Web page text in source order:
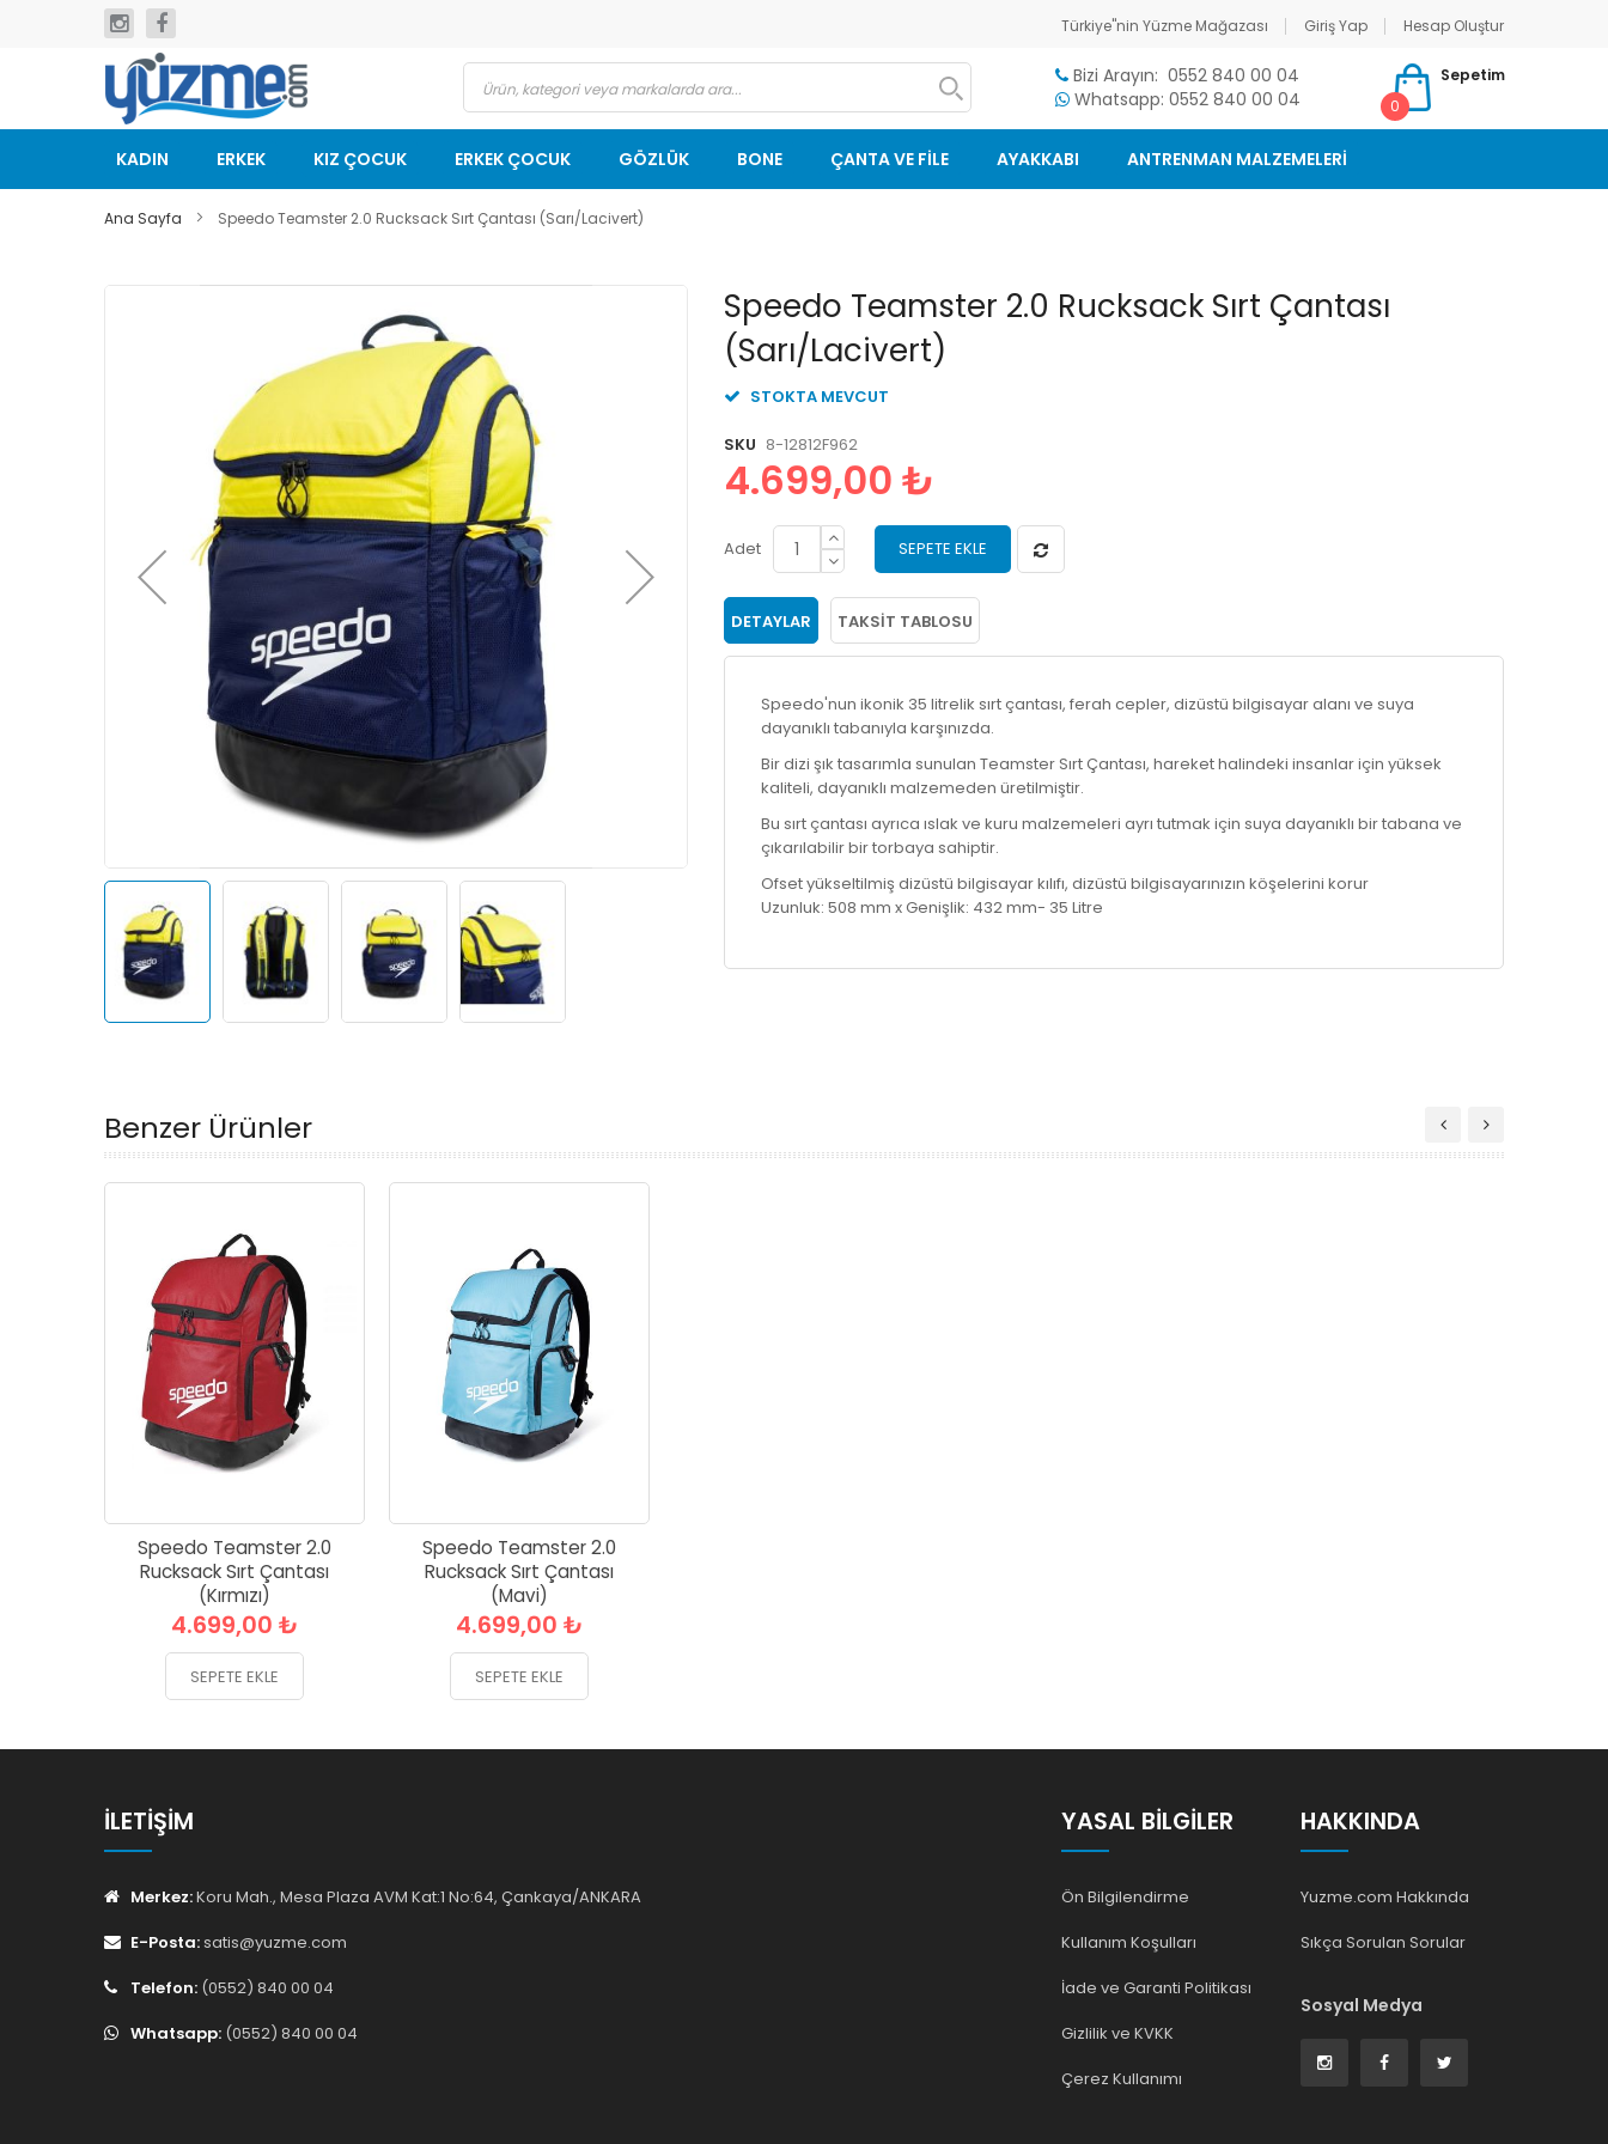
Türkiye"nin Yüzme Mağazası Giriş Yap
Hesap Oluştur
geç
Bizi Arayın: 0552 840 00 04
Whatsapp: 0552 840 00 04
Sepetim
0
KADIN ERKEK KIZ ÇOCUK ERKEK ÇOCUK GÖZLÜK BONE ÇANTA VE FİLE AYAKKABI ANTRENMAN MALZEMELERİ
Ana Sayfa Speedo Teamster 2.0 Rucksack Sırt Çantası (Sarı/Lacivert)
Speedo Teamster 2.0 Rucksack Sırt Çantası
(Sarı/Lacivert)
STOKTA MEVCUT
SKU 8-12812F962
4.699,00 ₺
Adet SEPETE EKLE
DETAYLAR TAKSIT TABLOSU
Speedo'nun ikonik 35 litrelik sırt çantası, ferah cepler, dizüstü bilgisayar alanı ve suya
dayanıklı tabanıyla karşınızda.
Bir dizi şık tasarımla sunulan Teamster Sırt Çantası, hareket halindeki insanlar için yüksek
kaliteli, dayanıklı malzemeden üretilmiştir.
Bu sırt çantası ayrıca ıslak ve kuru malzemeleri ayrı tutmak için suya dayanıklı bir tabana ve
çıkarılabilir bir torbaya sahiptir.
Ofset yükseltilmiş dizüstü bilgisayar kılıfı, dizüstü bilgisayarınızın köşelerini korur
Uzunluk: 508 mm x Genişlik: 432 mm- 35 Litre
Resim
galerisinin
başlangıcına
Benzer Ürünler
Speedo Teamster 2.0
Rucksack Sırt Çantası
(Kırmızı)
4.699,00 ₺
SEPETE EKLE
Speedo Teamster 2.0
Rucksack Sırt Çantası
(Mavi)
4.699,00 ₺
SEPETE EKLE
İLETIŞIM
Merkez:Koru Mah., Mesa Plaza AVM Kat:1 No:64, Çankaya/ANKARA
E-Posta:satis@yuzme.com
Telefon: (0552) 840 00 04
Whatsapp: (0552) 840 00 04
YASAL BILGILER
Ön Bilgilendirme
Kullanım Koşulları
İade ve Garanti Politikası
Gizlilik ve KVKK
Çerez Kullanımı
HAKKINDA
Yuzme.com Hakkında
Sıkça Sorulan Sorular
Sosyal Medya